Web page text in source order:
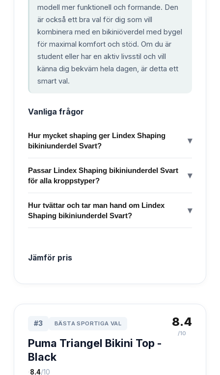
modell mer funktionell och formande. Den
är också ett bra val för dig som vill
kombinera med en bikiniöverdel med bygel
för maximal komfort och stöd. Om du är
student eller har en aktiv livsstil och vill
känna dig bekväm hela dagen, är detta ett
smart val.
Vanliga frågor
Hur mycket shaping ger Lindex Shaping
bikiniunderdel Svart?
▾
Passar Lindex Shaping bikiniunderdel Svart
för alla kroppstyper?
▾
Hur tvättar och tar man hand om Lindex
Shaping bikiniunderdel Svart?
▾
Jämför pris
#3 BÄSTA SPORTIGA VAL
Puma Triangel Bikini Top -
Black
·8.4/10
8.4
/10